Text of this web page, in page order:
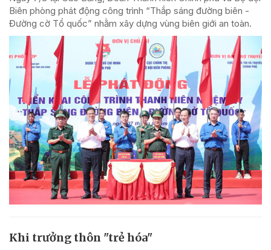
Biên phòng phát động công trình “Thắp sáng đường biên -
Đường cờ Tổ quốc” nhằm xây dựng vùng biên giới an toàn.
Khi trưởng thôn "trẻ hóa"